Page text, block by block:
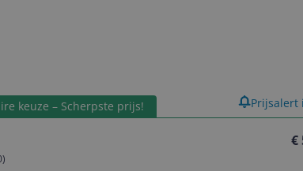
keuze – Scherpste prijs!
€
)
Prijsalert